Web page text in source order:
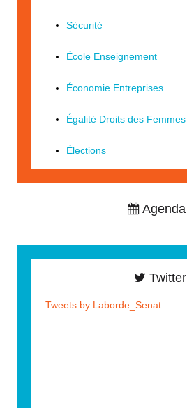
Sécurité
École Enseignement
Économie Entreprises
Égalité Droits des Femmes
Élections
Agenda
Twitter
Tweets by Laborde_Senat